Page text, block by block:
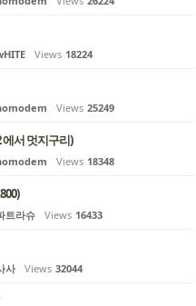
Views 18224
Views 25249
서 멋지구리)
Views 18348
트라슈 Views 16433
사 Views 32044